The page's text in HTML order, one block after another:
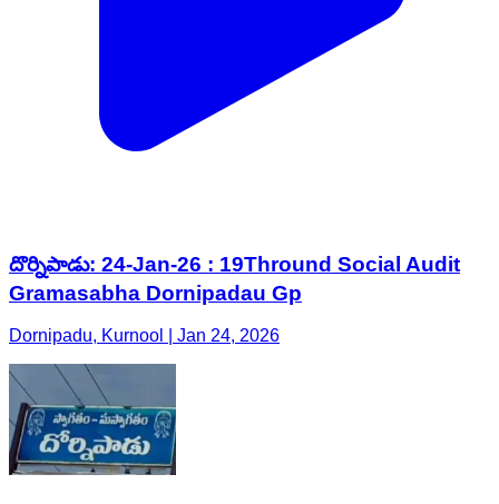
దొర్నిపాడు: 24-Jan-26 : 19Thround Social Audit
Gramasabha Dornipadau Gp
Dornipadu, Kurnool | Jan 24, 2026